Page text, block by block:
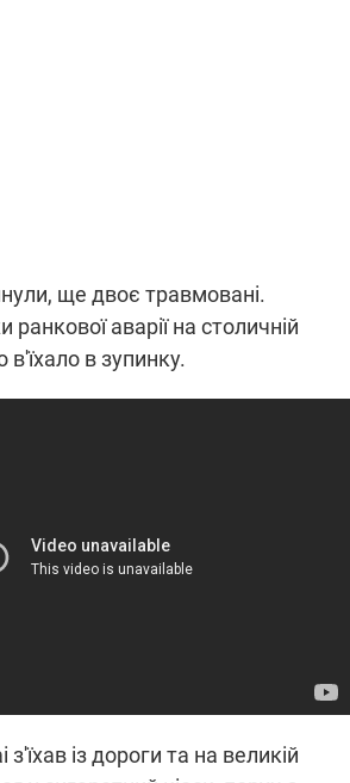
ще двоє травмовані.
ранкової аварії на столичній
в зупинку.
із дороги та на великій